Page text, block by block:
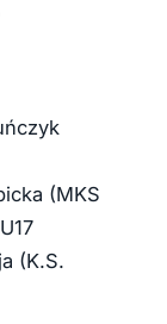
(MKS
(K.S.